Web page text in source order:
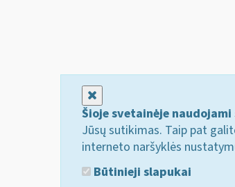
Šioje svetainėje
Jūsų sutikimas. Taip pat
interneto naršyklės
Būtinieji slapukai